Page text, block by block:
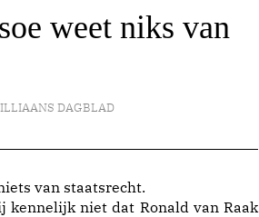
weet niks van
DAGBLAD
van staatsrecht.
kennelijk niet dat Ronald van Raak